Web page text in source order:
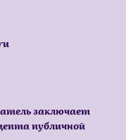
заключает
публичной